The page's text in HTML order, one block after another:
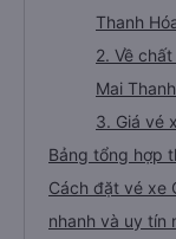
Thanh
2. Về
Mai
3. Giá vé
Bảng tổng hợp
Cách đặt vé xe
nhanh và uy tín